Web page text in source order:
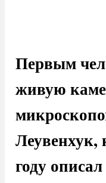
Первым
живую
Леувенхук,
году